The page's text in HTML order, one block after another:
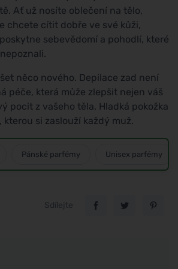
Ať už nosíte oblečení na tělo,
chcete cítit dobře ve své kůži,
sebevědomí a pohodlí, které
něco nového. Depilace zad není
péče, která může zlepšit nejen váš
pocit z vašeho těla. Hladká pokožka
kterou si zaslouží každý muž.
Pánské parfémy Unisex parfémy
Sdílejte